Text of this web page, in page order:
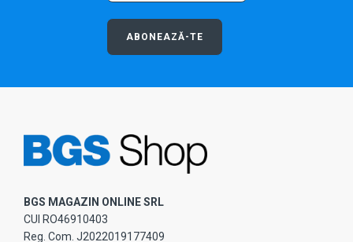
ABONEAZĂ-TE
BGS MAGAZIN ONLINE SRL
CUI RO46910403
Reg. Com. J2022019177409